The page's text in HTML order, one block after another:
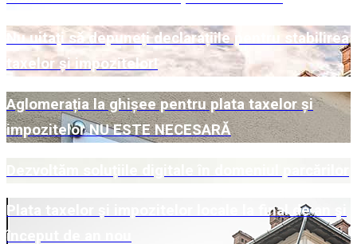
Nu uitați să depuneți declarațiile pentru stabilirea
taxelor și impozitelor!
Aglomerația la ghișee pentru plata taxelor și
impozitelor NU ESTE NECESARĂ
Plata taxelor și impozitelor locale la final de an și
început de an nou